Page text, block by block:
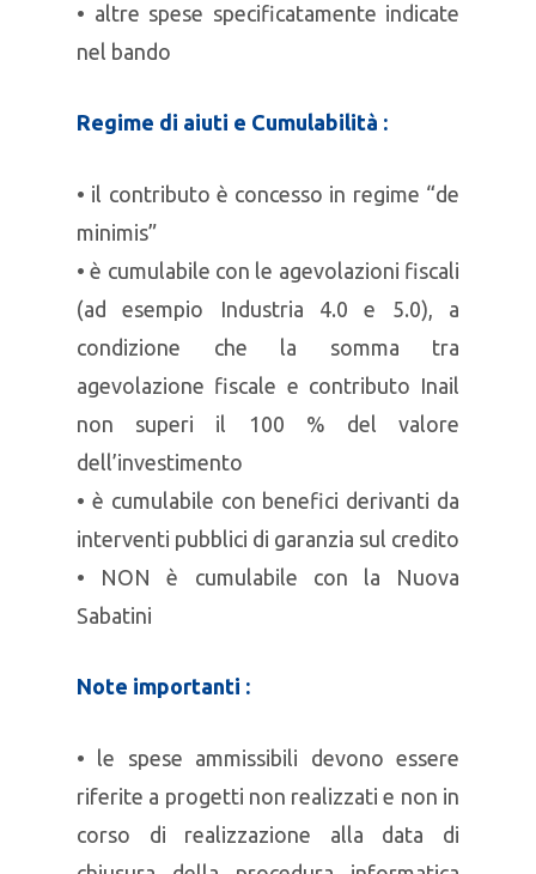
• altre spese specificatamente indicate
nel bando
Regime di aiuti e Cumulabilità :
• il contributo è concesso in regime “de
minimis”
• è cumulabile con le agevolazioni fiscali
(ad esempio Industria 4.0 e 5.0), a
condizione che la somma tra
agevolazione fiscale e contributo Inail
non superi il 100 % del valore
dell’investimento
• è cumulabile con benefici derivanti da
interventi pubblici di garanzia sul credito
• NON è cumulabile con la Nuova
Sabatini
Note importanti :
• le spese ammissibili devono essere
riferite a progetti non realizzati e non in
corso di realizzazione alla data di